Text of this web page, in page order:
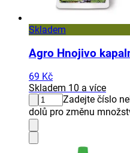
Skladem
Agro Hnojivo
69 Kč
Skladem 10 a více
Zadejte číslo
dolů pro změnu